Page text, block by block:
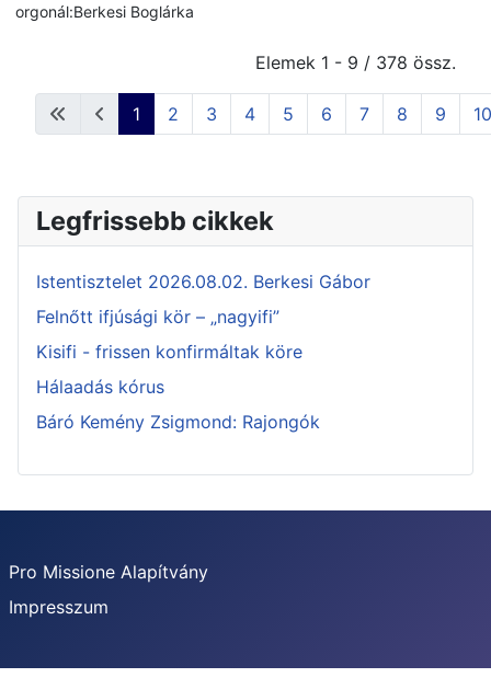
orgonál:Berkesi Boglárka
Elemek 1 - 9 / 378 össz.
1 2 3 4 5 6 7 8 9 10
Legfrissebb cikkek
Istentisztelet 2026.08.02. Berkesi Gábor
Felnőtt ifjúsági kör – „nagyifi”
Kisifi - frissen konfirmáltak köre
Hálaadás kórus
Báró Kemény Zsigmond: Rajongók
Pro Missione Alapítvány
Impresszum